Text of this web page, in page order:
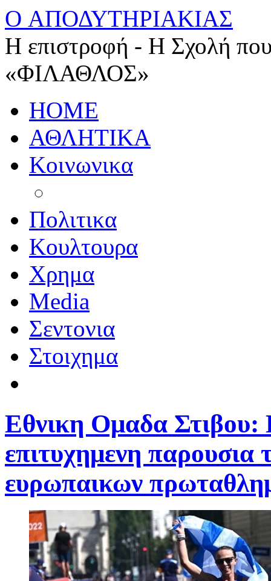
O ΑΠΟΔΥΤΗΡΙΑΚΙΑΣ
Η επιστροφή - Η Σχολή
«ΦΙΛΑΘΛΟΣ»
HOME
ΑΘΛΗΤΙΚΑ
Κοινωνικα
Πολιτικα
Κουλτουρα
Χρημα
Media
Σεντονια
Στοιχημα
Εθνικη Ομαδα Στιβου:
επιτυχημενη παρουσια
ευρωπαικων